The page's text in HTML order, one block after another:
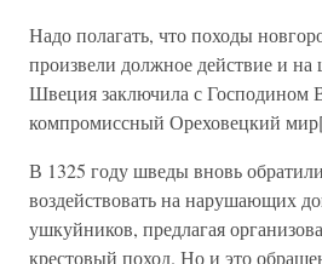
Надо полагать, что походы
произвели должное действие и
Швеция заключила с Господином
компромиссный Ореховецкий
В 1325 году шведы вновь
воздействовать на нарушающих
ушкуйников, предлагая
крестовый поход. Но и это